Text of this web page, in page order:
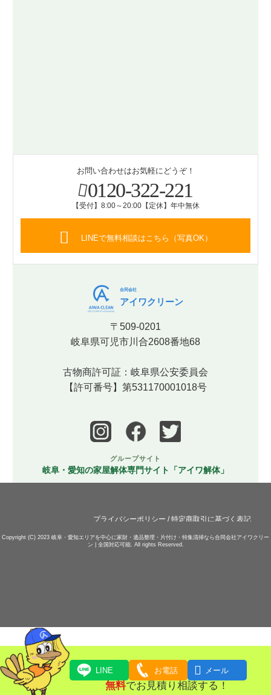
お問い合わせはお気軽にどうぞ！
0120-322-221
【受付】8:00～20:00【定休】年中無休
LINEで無料相談はこちら（写真OK）
合同会社
アイワクリーン
〒509-0201
岐阜県可児市川合2608番地68
古物商許可証：岐阜県公安委員会
【許可番号】第531170001018号
グループサイト
岐阜・愛知の家屋解体専門サイト「アイワ解体」
プライバシーポリシー /特定商取引に基づく表記
Copyright (C) 2023 岐阜・愛知エリアを中心に家財・遺品整理・片付け・特集清掃なら合同会社アイワクリー
ン | 全国対応可能. All rights Reserved.
LINE お電話  メール
無料でお見積り相談する！